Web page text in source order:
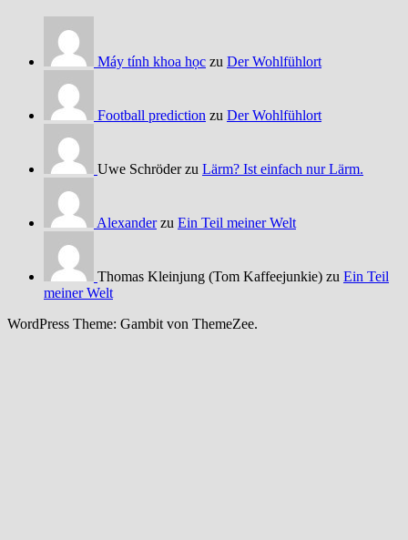
Máy tính khoa học zu Der Wohlfühlort
Football prediction zu Der Wohlfühlort
Uwe Schröder zu Lärm? Ist einfach nur Lärm.
Alexanderzu Ein Teil meiner Welt
Thomas Kleinjung (Tom Kaffeejunkie) zu Ein Teil
meiner Welt
WordPress Theme: Gambit von ThemeZee.